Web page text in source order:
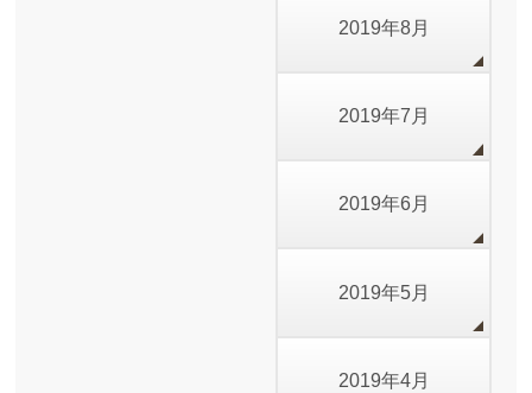
2019年8月
2019年7月
2019年6月
2019年5月
2019年4月